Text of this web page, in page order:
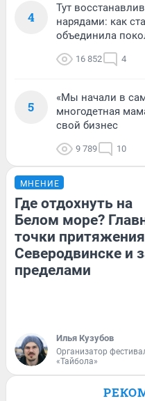
4
Тут
нарядами: как
объединила
16 852 4
5
«Мы начали в
многодетная
свой бизнес
9 789 10
МНЕНИЕ
Где отдохнуть на
Белом море?
точки
Северодвинске и
пределами
Илья Кузубов
Организатор
«Тайбола»